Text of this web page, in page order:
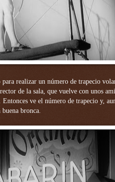
realizar un número de trapecio
de la sala, que vuelve con unos
ve el número de trapecio y,
bronca.